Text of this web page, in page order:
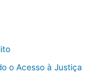
o Acesso à Justiça